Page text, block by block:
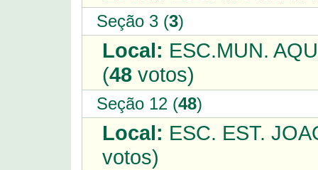
Seção 3 (3)
Local: ESC.MUN.
(48 votos)
Seção 12 (48)
Local: ESC. EST.
votos)